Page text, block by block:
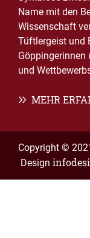
Name mit den
Wissenschaft
Tüftlergeist und
Göppingerinnen
und
MEHR
Copyright ©
Design